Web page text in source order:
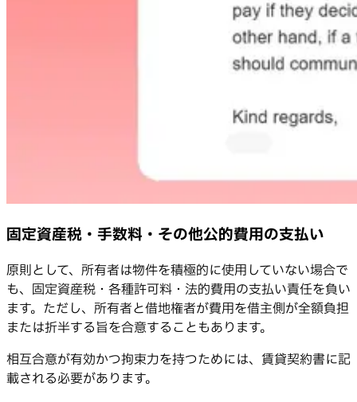
固定資産税・手数料・その他公的費用の支払い
原則として、所有者は物件を積極的に使用していない場合で
も、固定資産税・各種許可料・法的費用の支払い責任を負い
ます。ただし、所有者と借地権者が費用を借主側が全額負担
または折半する旨を合意することもあります。
相互合意が有効かつ拘束力を持つためには、賃貸契約書に記
載される必要があります。